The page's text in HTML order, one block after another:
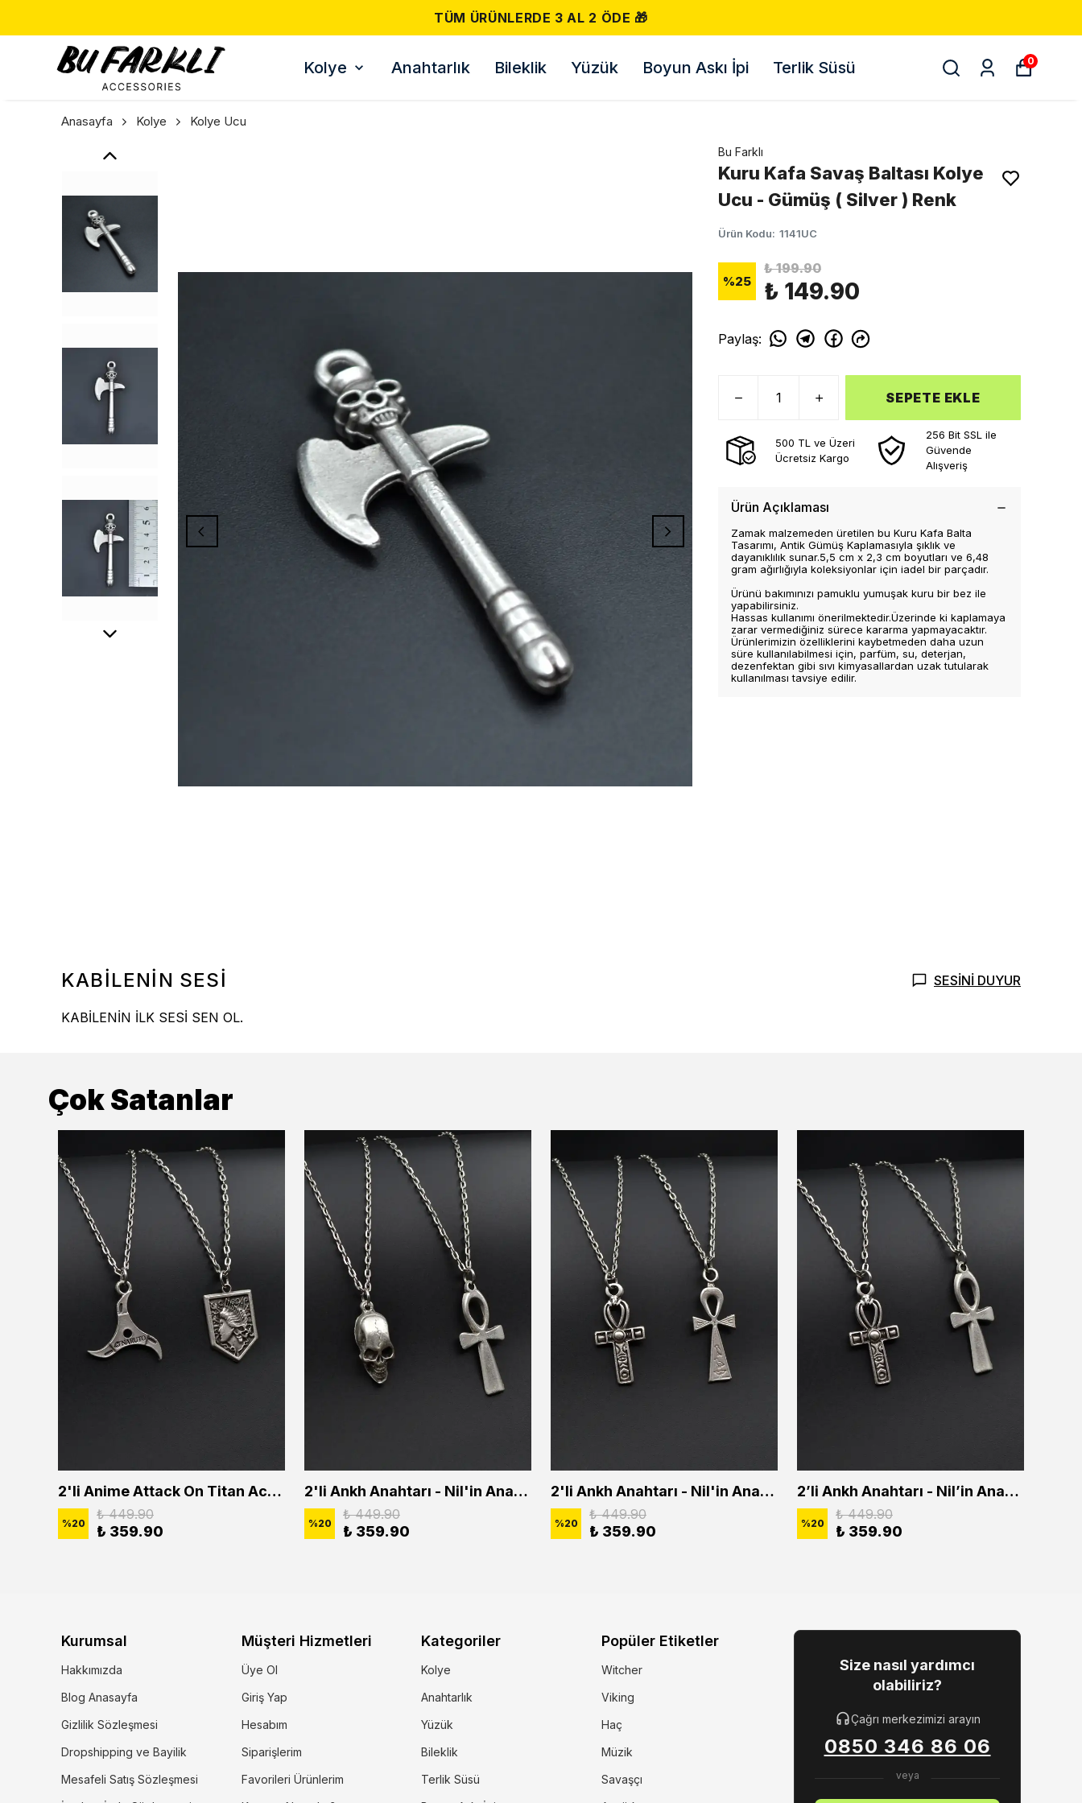
500 TL VE ÜZERI ÜCRETSIZ KARGO! 📦
Kolye Anahtarlık Bileklik Yüzük Boyun Askı İpi Terlik Süsü 0
Anasayfa Kolye Kolye Ucu
Bu Farklı
Kuru Kafa Savaş Baltası Kolye
Ucu - Gümüş ( Silver ) Renk
Ürün Kodu: 1141UC
%25
₺ 199.90
₺ 149.90
Paylaş:
SEPETE EKLE
500 TL ve Üzeri
Ücretsiz Kargo
256 Bit SSL ile
Güvende
Alışveriş
Ürün Açıklaması
Zamak malzemeden üretilen bu Kuru Kafa Balta
Tasarımı, Antik Gümüş Kaplamasıyla şıklık ve
dayanıklılık sunar.5,5 cm x 2,3 cm boyutları ve 6,48
gram ağırlığıyla koleksiyonlar için iadel bir parçadır.
Ürünü bakımınızı pamuklu yumuşak kuru bir bez ile
yapabilirsiniz.
Hassas kullanımı önerilmektedir.Üzerinde ki kaplamaya
zarar vermediğiniz sürece kararma yapmayacaktır.
Ürünlerimizin özelliklerini kaybetmeden daha uzun
süre kullanılabilmesi için, parfüm, su, deterjan,
dezenfektan gibi sıvı kimyasallardan uzak tutularak
kullanılması tavsiye edilir.
KABİLENİN SESİ SESİNİ DUYUR
KABİLENİN İLK SESİ SEN OL.
Çok Satanlar
2'li Anime Attack On Titan Acrylic Maria Anime Naruto Erkek Kadın Kolye Seti
%20
₺ 449.90
₺ 359.90
2'li Ankh Anahtarı - Nil'in Anahtarı - Kuru Kafa Erkek Kadın Kolye Seti
%20
₺ 449.90
₺ 359.90
2'li Ankh Anahtarı - Nil'in Anahtarı Erkek Kadın Kolye Seti
%20
₺ 449.90
₺ 359.90
2’li Ankh Anahtarı - Nil’in Anahtarı Erkek Kadın Kolye Seti
%20
₺ 449.90
₺ 359.90
Kurumsal
Hakkımızda
Blog Anasayfa
Gizlilik Sözleşmesi
Dropshipping ve Bayilik
Mesafeli Satış Sözleşmesi
Müşteri Hizmetleri
Üye Ol
Giriş Yap
Hesabım
Siparişlerim
Favorileri Ürünlerim
Kategoriler
Kolye
Anahtarlık
Yüzük
Bileklik
Terlik Süsü
Popüler Etiketler
Witcher
Viking
Haç
Müzik
Savaşçı
Size nasıl yardımcı
olabiliriz?
Çağrı merkezimizi arayın
0850 346 86 06